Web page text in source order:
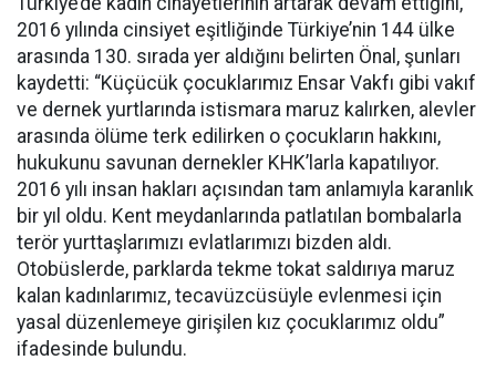
2016 yılında cinsiyet eşitliğinde Türkiye’nin 144 ülke
arasında 130. sırada yer aldığını belirten Önal, şunları
kaydetti: “Küçücük çocuklarımız Ensar Vakfı gibi vakıf
ve dernek yurtlarında istismara maruz kalırken, alevler
arasında ölüme terk edilirken o çocukların hakkını,
hukukunu savunan dernekler KHK’larla kapatılıyor.
2016 yılı insan hakları açısından tam anlamıyla karanlık
bir yıl oldu. Kent meydanlarında patlatılan bombalarla
terör yurttaşlarımızı evlatlarımızı bizden aldı.
Otobüslerde, parklarda tekme tokat saldırıya maruz
kalan kadınlarımız, tecavüzcüsüyle evlenmesi için
yasal düzenlemeye girişilen kız çocuklarımız oldu”
ifadesinde bulundu.